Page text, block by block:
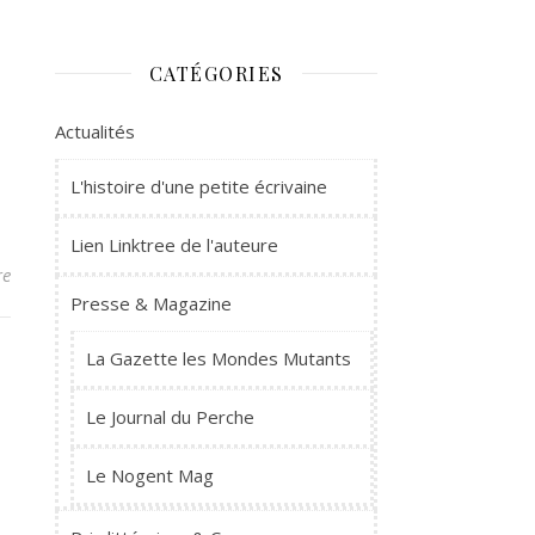
CATÉGORIES
Actualités
L'histoire d'une petite écrivaine
Lien Linktree de l'auteure
Presse & Magazine
La Gazette les Mondes Mutants
Le Journal du Perche
Le Nogent Mag